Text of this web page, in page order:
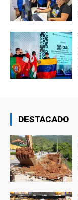
DESTACADO